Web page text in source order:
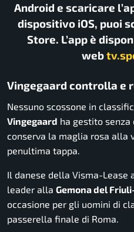
Android e scaricare
dispositivo iOS, puoi
Store. L’app è
web
Vingegaard controlla e
Nessuno scossone in
Vingegaard ha gestito
conserva la maglia rosa alla
penultima tappa.
Il danese della Visma-Lease
leader alla Gemona del
occasione per gli uomini di
passerella finale di Roma.